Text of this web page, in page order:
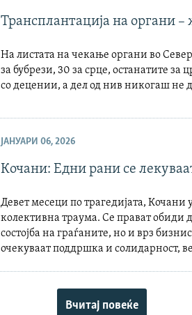
Трансплантација на органи
На листата на чекање органи во
за бубрези, 30 за срце, останатите
со децении, а дел од нив никогаш не
ЈАНУАРИ 06, 2026
Кочани: Едни рани се
Девет месеци по трагедијата,
колективна траума. Се прават обиди
состојба на граѓаните, но и врз
очекуваат поддршка и солидарност,
Вчитај повеќе